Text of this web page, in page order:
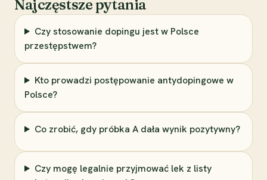
Najczęstsze pytania
Czy stosowanie dopingu jest w Polsce
przestępstwem?
Kto prowadzi postępowanie antydopingowe w
Polsce?
Co zrobić, gdy próbka A dała wynik pozytywny?
Czy mogę legalnie przyjmować lek z listy